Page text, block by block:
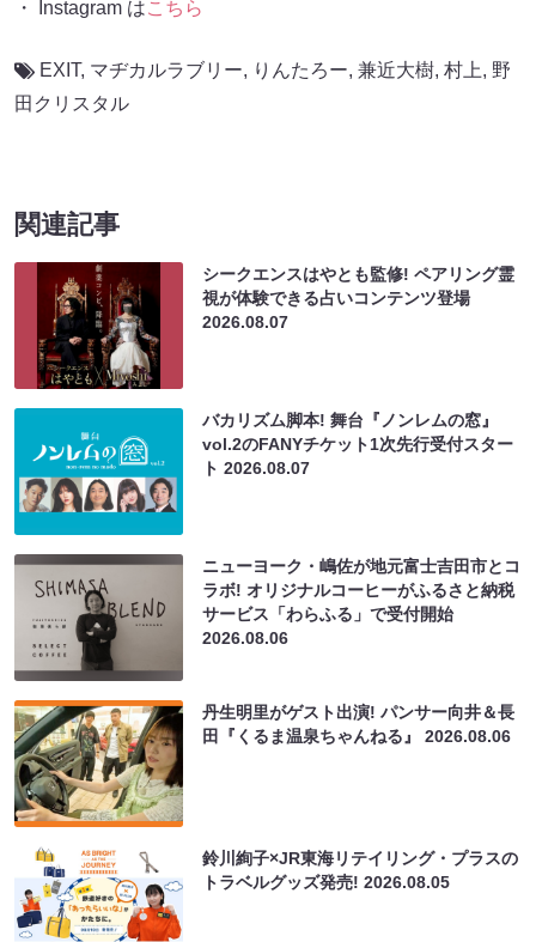
・ Instagram はこちら
EXIT, マヂカルラブリー, りんたろー, 兼近大樹, 村上, 野
田クリスタル
関連記事
シークエンスはやとも監修! ペアリング霊
視が体験できる占いコンテンツ登場
2026.08.07
バカリズム脚本! 舞台『ノンレムの窓』
vol.2のFANYチケット1次先行受付スター
ト2026.08.07
ニューヨーク・嶋佐が地元富士吉田市とコ
ラボ! オリジナルコーヒーがふるさと納税
サービス「わらふる」で受付開始
2026.08.06
丹生明里がゲスト出演! パンサー向井＆長
田『くるま温泉ちゃんねる』2026.08.06
鈴川絢子×JR東海リテイリング・プラスの
トラベルグッズ発売!2026.08.05